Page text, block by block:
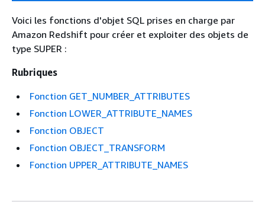
Voici les fonctions d'objet SQL prises en charge par
Amazon Redshift pour créer et exploiter des objets de
type SUPER :
Rubriques
Fonction GET_NUMBER_ATTRIBUTES
Fonction LOWER_ATTRIBUTE_NAMES
Fonction OBJECT
Fonction OBJECT_TRANSFORM
Fonction UPPER_ATTRIBUTE_NAMES